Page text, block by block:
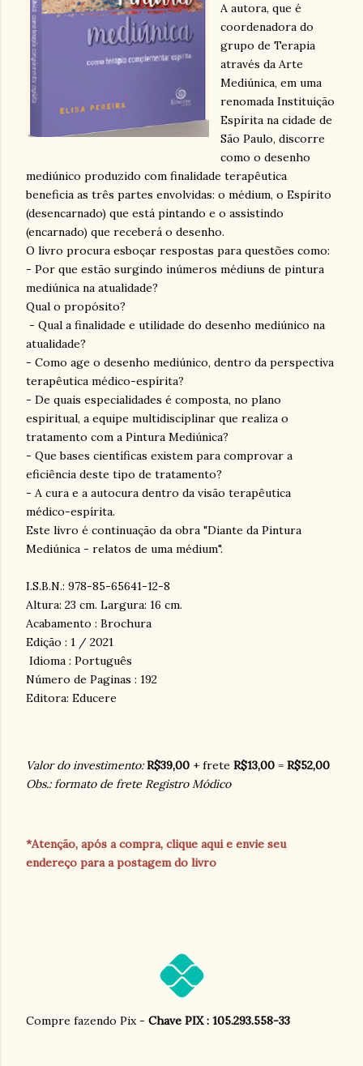
A autora, que é
coordenadora do
grupo de Terapia
através da Arte
Mediúnica, em uma
renomada Instituição
Espírita na cidade de
São Paulo, discorre
como o desenho
mediúnico produzido com finalidade terapêutica
beneficia as três partes envolvidas: o médium, o Espírito
(desencarnado) que está pintando e o assistindo
(encarnado) que receberá o desenho.
O livro procura esboçar respostas para questões como:
- Por que estão surgindo inúmeros médiuns de pintura
mediúnica na atualidade?
Qual o propósito?
- Qual a finalidade e utilidade do desenho mediúnico na
atualidade?
- Como age o desenho mediúnico, dentro da perspectiva
terapêutica médico-espírita?
- De quais especialidades é composta, no plano
espiritual, a equipe multidisciplinar que realiza o
tratamento com a Pintura Mediúnica?
- Que bases científicas existem para comprovar a
eficiência deste tipo de tratamento?
- A cura e a autocura dentro da visão terapêutica
médico-espírita.
Este livro é continuação da obra "Diante da Pintura
Mediúnica - relatos de uma médium".
I.S.B.N.: 978-85-65641-12-8
Altura: 23 cm. Largura: 16 cm.
Acabamento : Brochura
Edição : 1 / 2021
Idioma : Português
Número de Paginas : 192
Editora: Educere
Valor do investimento: R$39,00 + frete R$13,00 = R$52,00
Obs.: formato de frete Registro Módico
*Atenção, após a compra, clique aqui e envie seu
endereço para a postagem do livro
Compre fazendo Pix - Chave PIX : 105.293.558-33